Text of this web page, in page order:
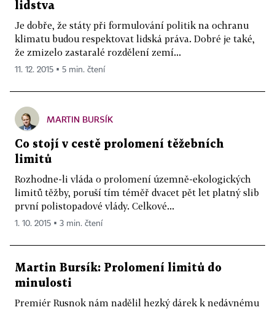
lidstva
Je dobře, že státy při formulování politik na ochranu
klimatu budou respektovat lidská práva. Dobré je také,
že zmizelo zastaralé rozdělení zemí...
11. 12. 2015 ▪ 5 min. čtení
MARTIN BURSÍK
Co stojí v cestě prolomení těžebních
limitů
Rozhodne-li vláda o prolomení územně-ekologických
limitů těžby, poruší tím téměř dvacet pět let platný slib
první polistopadové vlády. Celkové...
1. 10. 2015 ▪ 3 min. čtení
Martin Bursík: Prolomení limitů do
minulosti
Premiér Rusnok nám nadělil hezký dárek k nedávnému